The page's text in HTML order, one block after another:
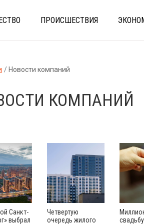
ПРОИСШЕСТВИЯ
Новости компаний
КОМПАНИЙ
Санкт-
выбрал
Четвертую
очередь жилого